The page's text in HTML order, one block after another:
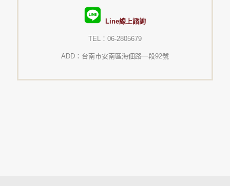
Line線上諮詢
TEL：06-2805679
ADD：台南市安南區海佃路一段92號